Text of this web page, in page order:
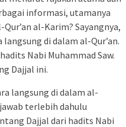
informasi, utamanya
al-Karim? Sayangnya,
di dalam al-Qur’an.
Nabi Muhammad Saw.
Dajjal ini.
langsung di dalam al-
terlebih dahulu
Dajjal dari hadits Nabi